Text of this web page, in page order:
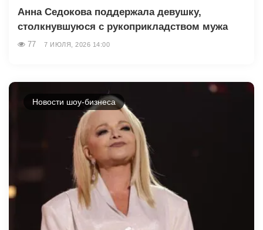
Анна Седокова поддержала девушку,
столкнувшуюся с рукоприкладством мужа
77 7 ИЮЛЯ, 2026 14:00
Новости шоу-бизнеса